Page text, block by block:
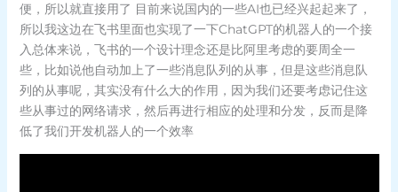
便，所以就直接用了 目前来说国内的一些AI也已经兴起起来了，
所以我这边在飞书里面也实现了一下ChatGPT的机器人的一个接
入总体来说，飞书的一个设计理念还是比阿里考虑的要周全一
些，比如说他自动加上了一些消息队列的从事，但是这些消息队
列的从事呢，其实没有什么大的作用，因为我们还要考虑记住这
些从事过的网络请求，然后再进行相应的处理和分发，反而是降
低了我们开发机器人的一个效率